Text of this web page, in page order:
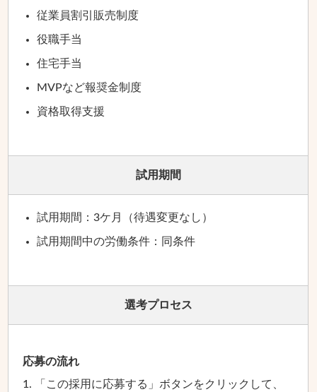
従業員割引販売制度
役職手当
住宅手当
MVPなど報奨金制度
資格取得支援
試用期間
試用期間：3ケ月（待遇変更なし）
試用期間中の労働条件：同条件
選考プロセス
応募の流れ
1. 「この採用に応募する」ボタンをクリックして、